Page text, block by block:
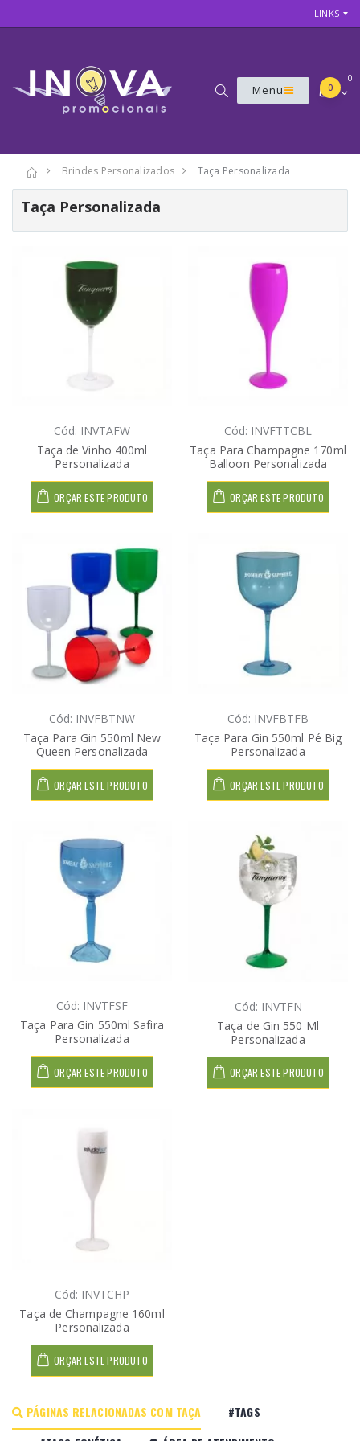
LINKS
Menu
0
0
Brindes Personalizados Taça Personalizada
Taça Personalizada
Cód: INVTAFW
Taça de Vinho 400ml
Personalizada
ORÇAR ESTE PRODUTO
Cód: INVFTTCBL
Taça Para Champagne 170ml
Balloon Personalizada
ORÇAR ESTE PRODUTO
Cód: INVFBTNW
Taça Para Gin 550ml New
Queen Personalizada
ORÇAR ESTE PRODUTO
Cód: INVFBTFB
Taça Para Gin 550ml Pé Big
Personalizada
ORÇAR ESTE PRODUTO
Cód: INVTFSF
Taça Para Gin 550ml Safira
Personalizada
ORÇAR ESTE PRODUTO
Cód: INVTFN
Taça de Gin 550 Ml
Personalizada
ORÇAR ESTE PRODUTO
Cód: INVTCHP
Taça de Champagne 160ml
Personalizada
ORÇAR ESTE PRODUTO
PÁGINAS RELACIONADAS COM TAÇA
#TAGS